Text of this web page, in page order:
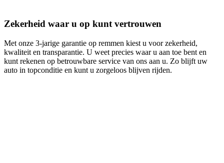
Zekerheid waar u op kunt vertrouwen
Met onze 3‑jarige garantie op remmen kiest u voor zekerheid,
kwaliteit en transparantie. U weet precies waar u aan toe bent en
kunt rekenen op betrouwbare service van ons aan u. Zo blijft uw
auto in topconditie en kunt u zorgeloos blijven rijden.